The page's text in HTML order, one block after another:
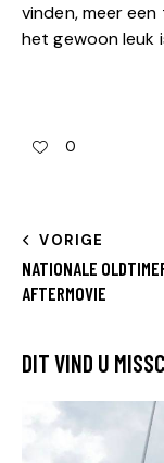
vinden, meer
het gewoon leuk
0
VORIGE
NATIONALE
AFTERMOVIE
DIT VIND U